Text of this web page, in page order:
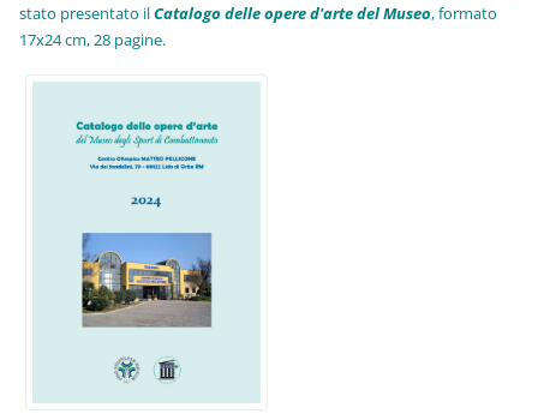
stato presentato ilCatalogo delle opere d'arte del Museo, formato
17x24 cm, 28 pagine.